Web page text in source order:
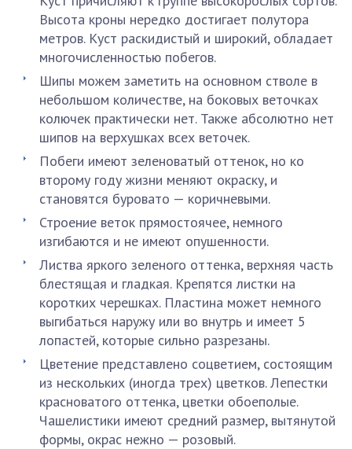
Высота кроны нередко достигает полутора
метров. Куст раскидистый и широкий, обладает
многочисленностью побегов.
Шипы можем заметить на основном стволе в
небольшом количестве, на боковых веточках
колючек практически нет. Также абсолютно нет
шипов на верхушках всех веточек.
Побеги имеют зеленоватый оттенок, но ко
второму году жизни меняют окраску, и
становятся буровато — коричневыми.
Строение веток прямостоячее, немного
изгибаются и не имеют опушенности.
Листва яркого зеленого оттенка, верхняя часть
блестящая и гладкая. Крепятся листки на
коротких черешках. Пластина может немного
выгибаться наружу или во внутрь и имеет 5
лопастей, которые сильно разрезаны.
Цветение представлено соцветием, состоящим
из нескольких (иногда трех) цветков. Лепестки
красноватого оттенка, цветки обоеполые.
Чашелистики имеют средний размер, вытянутой
формы, окрас нежно — розовый.